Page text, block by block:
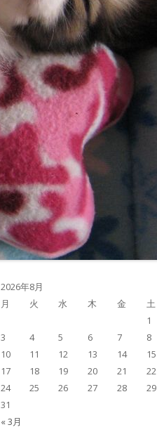
2026年8月
月
火 水 木 金 土
« 3月
1
3
4 5 6 7 8
10
11 12 13 14 15
17
18 19 20 21 22
24
25 26 27 28 29
31